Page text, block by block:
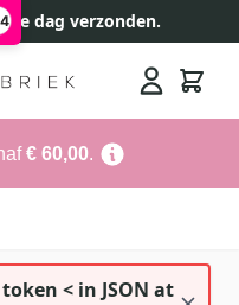
dag verzonden.
€ 60,00.
< in JSON at